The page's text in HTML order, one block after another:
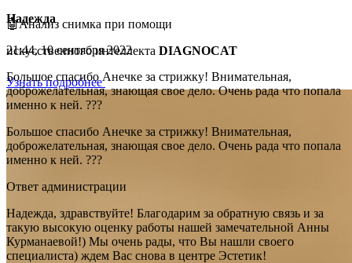
🤖Анализ снимка при помощи
искусственного интеллекта DIAGNOCAT
Узнать подробнее
Надежда
21:44, 10 сентября 2022
Большое спасибо Анечке за стрижку! Внимательная,
доброжелательная, знающая свое дело. Очень рада что попала
именно к ней. ???
Большое спасибо Анечке за стрижку! Внимательная,
доброжелательная, знающая свое дело. Очень рада что попала
именно к ней. ???
Ответ администрации
Надежда, здравствуйте! Благодарим за обратную связь и за
такую высокую оценку работы нашей замечательной Анны
Курманаевой!) Мы очень рады, что Вы нашли своего
специалиста) ждем Вас снова в центре Эстетик!